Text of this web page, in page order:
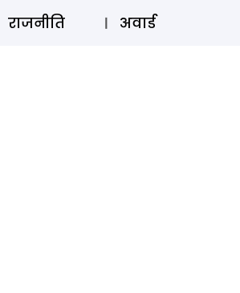
⚲ SUBSCRIBE
राजनीति अवार्ड